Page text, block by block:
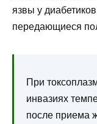
язвы у
передающиеся
При
инвазиях
после приема